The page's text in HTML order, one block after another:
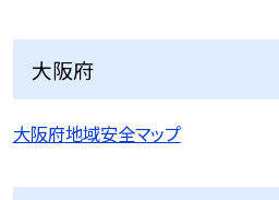
大阪府
大阪府地域安全マップ